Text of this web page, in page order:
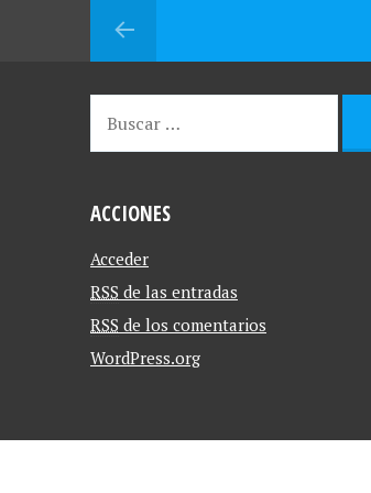
ACCIONES
Acceder
RSS de las entradas
RSS de los comentarios
WordPress.org